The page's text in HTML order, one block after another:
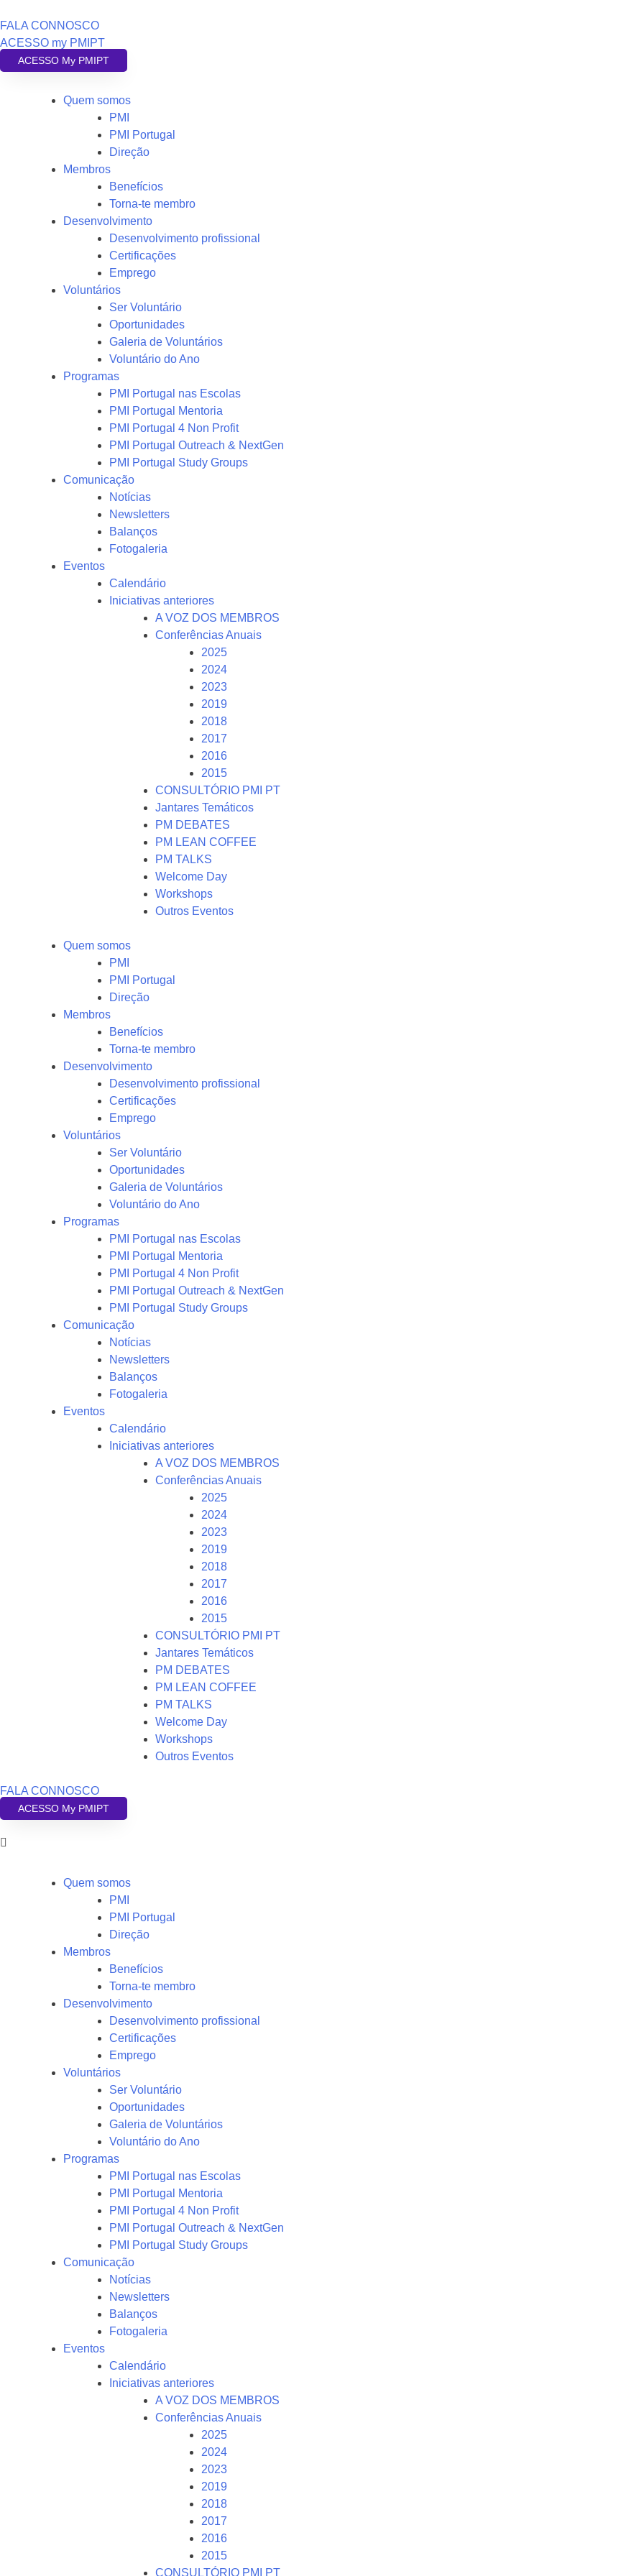
FALA CONNOSCO
ACESSO my PMIPT
ACESSO My PMIPT
Quem somos
PMI
PMI Portugal
Direção
Membros
Benefícios
Torna-te membro
Desenvolvimento
Desenvolvimento profissional
Certificações
Emprego
Voluntários
Ser Voluntário
Oportunidades
Galeria de Voluntários
Voluntário do Ano
Programas
PMI Portugal nas Escolas
PMI Portugal Mentoria
PMI Portugal 4 Non Profit
PMI Portugal Outreach & NextGen
PMI Portugal Study Groups
Comunicação
Notícias
Newsletters
Balanços
Fotogaleria
Eventos
Calendário
Iniciativas anteriores
A VOZ DOS MEMBROS
Conferências Anuais
2025
2024
2023
2019
2018
2017
2016
2015
CONSULTÓRIO PMI PT
Jantares Temáticos
PM DEBATES
PM LEAN COFFEE
PM TALKS
Welcome Day
Workshops
Outros Eventos
Quem somos
PMI
PMI Portugal
Direção
Membros
Benefícios
Torna-te membro
Desenvolvimento
Desenvolvimento profissional
Certificações
Emprego
Voluntários
Ser Voluntário
Oportunidades
Galeria de Voluntários
Voluntário do Ano
Programas
PMI Portugal nas Escolas
PMI Portugal Mentoria
PMI Portugal 4 Non Profit
PMI Portugal Outreach & NextGen
PMI Portugal Study Groups
Comunicação
Notícias
Newsletters
Balanços
Fotogaleria
Eventos
Calendário
Iniciativas anteriores
A VOZ DOS MEMBROS
Conferências Anuais
2025
2024
2023
2019
2018
2017
2016
2015
CONSULTÓRIO PMI PT
Jantares Temáticos
PM DEBATES
PM LEAN COFFEE
PM TALKS
Welcome Day
Workshops
Outros Eventos
FALA CONNOSCO
ACESSO My PMIPT
Quem somos
PMI
PMI Portugal
Direção
Membros
Benefícios
Torna-te membro
Desenvolvimento
Desenvolvimento profissional
Certificações
Emprego
Voluntários
Ser Voluntário
Oportunidades
Galeria de Voluntários
Voluntário do Ano
Programas
PMI Portugal nas Escolas
PMI Portugal Mentoria
PMI Portugal 4 Non Profit
PMI Portugal Outreach & NextGen
PMI Portugal Study Groups
Comunicação
Notícias
Newsletters
Balanços
Fotogaleria
Eventos
Calendário
Iniciativas anteriores
A VOZ DOS MEMBROS
Conferências Anuais
2025
2024
2023
2019
2018
2017
2016
2015
CONSULTÓRIO PMI PT